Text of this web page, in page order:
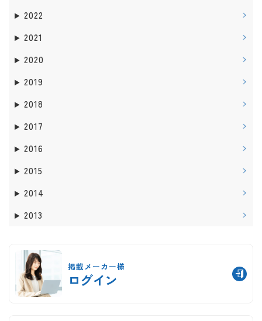
2022
2021
2020
2019
2018
2017
2016
2015
2014
2013
掲載メーカー様
ログイン